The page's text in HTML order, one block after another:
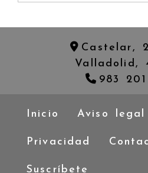
Castelar,
Valladolid,
983
Inicio Aviso legal
Privacidad
Suscríbete